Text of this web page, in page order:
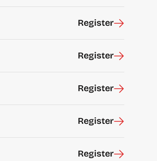
Register
Register
Register
Register
Register